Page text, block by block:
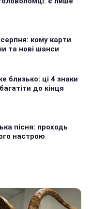
кому карти
та нові шанси
близько: ці 4 знаки
до кінця
пісня: проходь
настрою